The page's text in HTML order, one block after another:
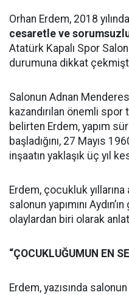
Orhan Erdem, 2018
cesaretle ve
Atatürk Kapalı Spor
durumuna dikkat
Salonun Adnan
kazandırılan önemli
belirten Erdem, yapım
başladığını, 27 Mayıs
inşaatın yaklaşık üç yıl
Erdem, çocukluk yıllarına
salonun yapımını
olaylardan biri olarak
“ÇOCUKLUĞUMUN EN
Erdem, yazısında